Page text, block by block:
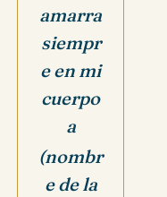
amarra
siempr
e en mi
cuerpo
a
(nombr
e de la